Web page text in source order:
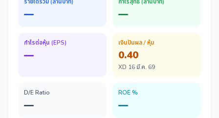
— —
กำไรต่อหุ้น (EPS)
—
เงินปันผล / หุ้น
0.40
XD 16 มี.ค. 69
D/E Ratio
—
ROE %
—